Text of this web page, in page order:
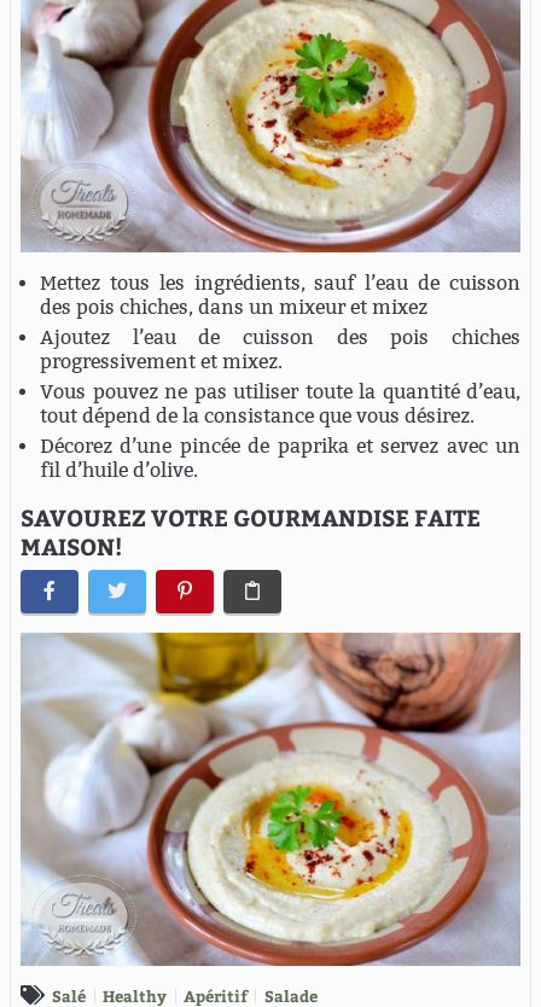
Mettez tous les ingrédients, sauf l’eau de cuisson
des pois chiches, dans un mixeur et mixez
Ajoutez l’eau de cuisson des pois chiches
progressivement et mixez.
Vous pouvez ne pas utiliser toute la quantité d’eau,
tout dépend de la consistance que vous désirez.
Décorez d’une pincée de paprika et servez avec un
fil d’huile d’olive.
SAVOUREZ VOTRE GOURMANDISE FAITE
MAISON!
Salé Healthy Apéritif Salade